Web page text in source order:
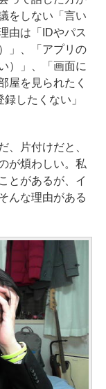
をしない「言い
由は「IDやパス
」、「アプリの
）」、「画面に
屋を見られたく
したくない」
片付けだと、
が煩わしい。私
とがあるが、イ
んな理由がある